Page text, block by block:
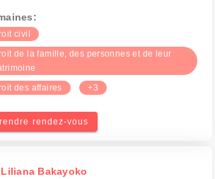
civil
de la famille, des personnes et de leur
des affaires
+3
rendez-vous
Liliana Bakayoko